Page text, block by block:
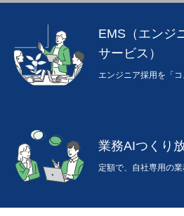
EMS（エンジ
サービス）
エンジニア採用を「
業務AIつくり
定額で、自社専用の業